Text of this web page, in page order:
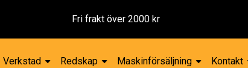
Fri frakt över 2000 kr
Verkstad Redskap Maskinförsäljning Kontakt